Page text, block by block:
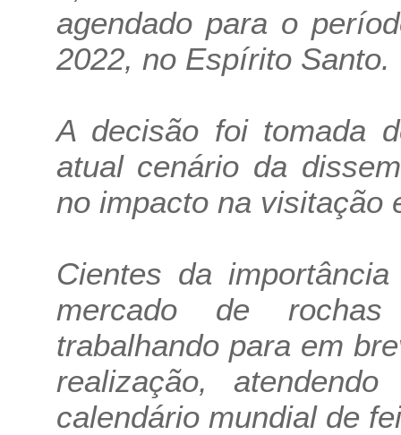
agendado para o
2022, no Espírito Santo.
A decisão foi tomada
atual cenário da
no impacto na visitação
Cientes da
mercado de
trabalhando para em
realização,
calendário mundial de